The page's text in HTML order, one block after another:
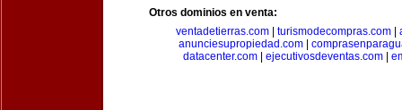
Otros dominios en venta:
ventadetierras.com
turismodecompras.com
anunciesupropiedad.com|
datacenter.com
ejecutivosdeventas.com